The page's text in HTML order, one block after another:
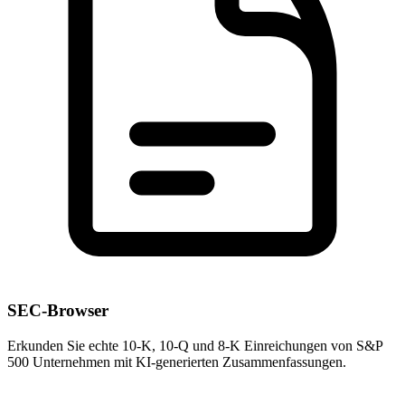
SEC-Browser
Erkunden Sie echte 10-K, 10-Q und 8-K Einreichungen von S&P
500 Unternehmen mit KI-generierten Zusammenfassungen.